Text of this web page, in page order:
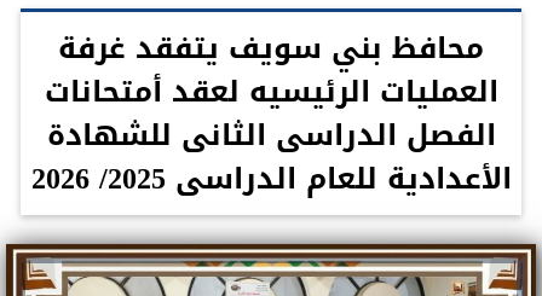
محافظ بني سويف يتفقد غرفة
العمليات الرئيسيه لعقد أمتحانات
الفصل الدراسى الثانى للشهادة
الأعدادية للعام الدراسى 2025/ 2026